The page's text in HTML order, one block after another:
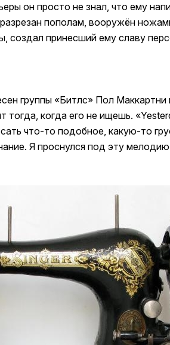
он просто не знал, что ему
пополам, вооружён
создал принесший ему славу
группы «Битлс» Пол
тогда, когда его не ищешь.
что-то подобное, какую-то
Я проснулся под эту